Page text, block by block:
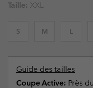
Taille: XXL
S M L
Guide des tailles
Coupe Active: Près